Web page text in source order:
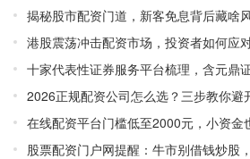
2026正规配资公司怎么选？三步教你避
在线配资平台门槛低至2000元，小资金